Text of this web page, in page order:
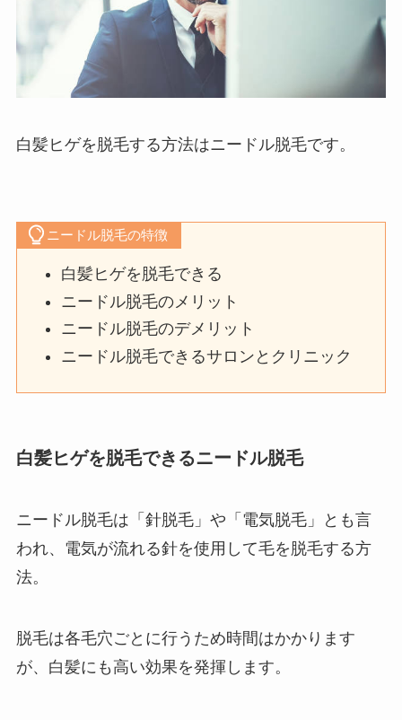
白髪ヒゲを脱毛する方法はニードル脱毛です。
ニードル脱毛の特徴
白髪ヒゲを脱毛できる
ニードル脱毛のメリット
ニードル脱毛のデメリット
ニードル脱毛できるサロンとクリニック
白髪ヒゲを脱毛できるニードル脱毛
ニードル脱毛は「針脱毛」や「電気脱毛」とも言
われ、電気が流れる針を使用して毛を脱毛する方
法。
脱毛は各毛穴ごとに行うため時間はかかります
が、白髪にも高い効果を発揮します。